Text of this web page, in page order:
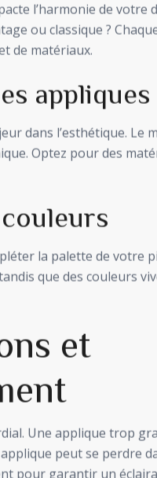
l’harmonie de votre
ou classique ?
de matériaux.
appliques
dans l’esthétique. Le
Optez pour des
la palette de votre
que des couleurs
et
Une applique trop
peut se perdre
pour garantir un